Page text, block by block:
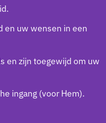
en uw wensen in een
en zijn toegewijd om uw
ingang (voor Hem).